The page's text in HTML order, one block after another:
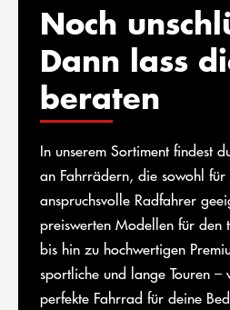
Noch
Dann lass
beraten
In unserem Sortiment findest
an Fahrrädern, die sowohl für
anspruchsvolle Radfahrer
preiswerten Modellen für den
bis hin zu hochwertigen
sportliche und lange Touren –
perfekte Fahrrad für deine